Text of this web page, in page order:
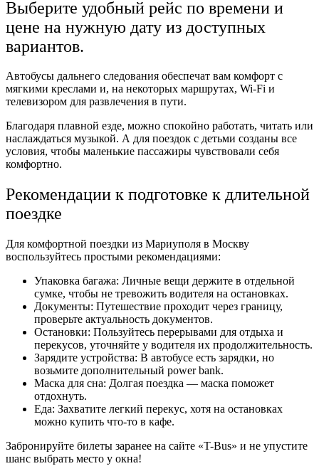
Выберите удобный рейс по времени и
цене на нужную дату из доступных
вариантов.
Автобусы дальнего следования обеспечат вам комфорт с
мягкими креслами и, на некоторых маршрутах, Wi-Fi и
телевизором для развлечения в пути.
Благодаря плавной езде, можно спокойно работать, читать или
наслаждаться музыкой. А для поездок с детьми созданы все
условия, чтобы маленькие пассажиры чувствовали себя
комфортно.
Рекомендации к подготовке к длительной
поездке
Для комфортной поездки из Мариуполя в Москву
воспользуйтесь простыми рекомендациями:
Упаковка багажа: Личные вещи держите в отдельной
сумке, чтобы не тревожить водителя на остановках.
Документы: Путешествие проходит через границу,
проверьте актуальность документов.
Остановки: Пользуйтесь перерывами для отдыха и
перекусов, уточняйте у водителя их продолжительность.
Зарядите устройства: В автобусе есть зарядки, но
возьмите дополнительный power bank.
Маска для сна: Долгая поездка — маска поможет
отдохнуть.
Еда: Захватите легкий перекус, хотя на остановках
можно купить что-то в кафе.
Забронируйте билеты заранее на сайте «T-Bus» и не упустите
шанс выбрать место у окна!